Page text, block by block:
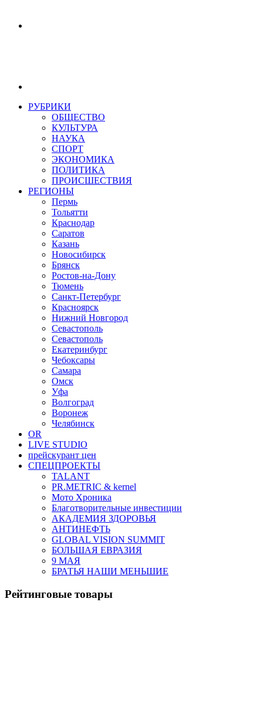
РУБРИКИ
ОБЩЕСТВО
КУЛЬТУРА
НАУКА
СПОРТ
ЭКОНОМИКА
ПОЛИТИКА
ПРОИСШЕСТВИЯ
РЕГИОНЫ
Пермь
Тольятти
Краснодар
Саратов
Казань
Новосибирск
Брянск
Ростов-на-Дону
Тюмень
Санкт-Петербург
Красноярск
Нижний Новгород
Севастополь
Севастополь
Екатеринбург
Чебоксары
Самара
Омск
Уфа
Волгоград
Воронеж
Челябинск
OR
LIVE STUDIO
прейскурант цен
СПЕЦПРОЕКТЫ
TALANT
PR.METRIC & kernel
Мото Хроника
Благотворительные инвестиции
АКАДЕМИЯ ЗДОРОВЬЯ
АНТИНЕФТЬ
GLOBAL VISION SUMMIT
БОЛЬШАЯ ЕВРАЗИЯ
9 МАЯ
БРАТЬЯ НАШИ МЕНЬШИЕ
Рейтинговые товары